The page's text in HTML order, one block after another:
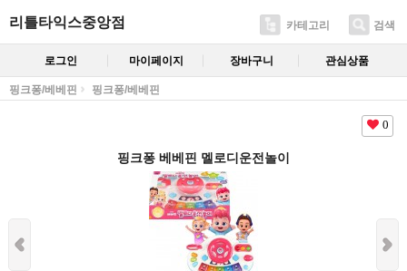
리틀타익스중앙점 카테고리 검색
로그인 마이페이지 장바구니 관심상품
핑크퐁/베베핀 핑크퐁/베베핀
0
핑크퐁 베베핀 멜로디운전놀이